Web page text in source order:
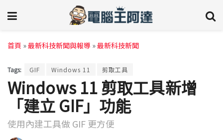
首頁 »最新科技新聞與報導 »最新科技新聞
Tags: GIF Windows 11 剪取工具
Windows 11 剪取工具新增
「建立 GIF」功能
使用內建工具做 GIF 更方便